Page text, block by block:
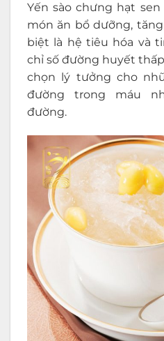
Yến sào chưng hạt
món ăn bổ dưỡng,
biệt là hệ tiêu hóa và
chỉ số đường huyết
chọn lý tưởng cho
đường trong máu
đường.